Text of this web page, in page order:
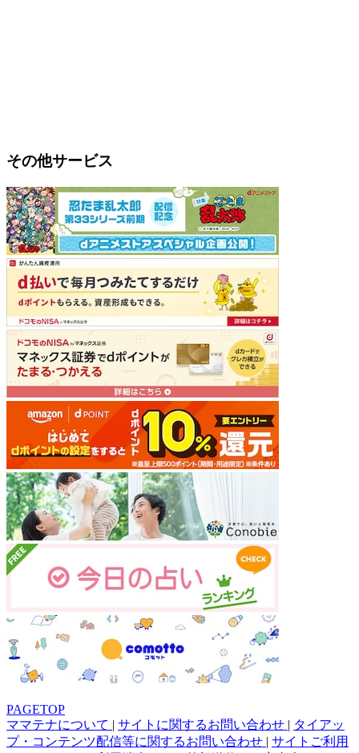
その他サービス
PAGETOP
ママテナについて | サイトに関するお問い合わせ | タイアッ
プ・コンテンツ配信等に関するお問い合わせ | サイトご利用